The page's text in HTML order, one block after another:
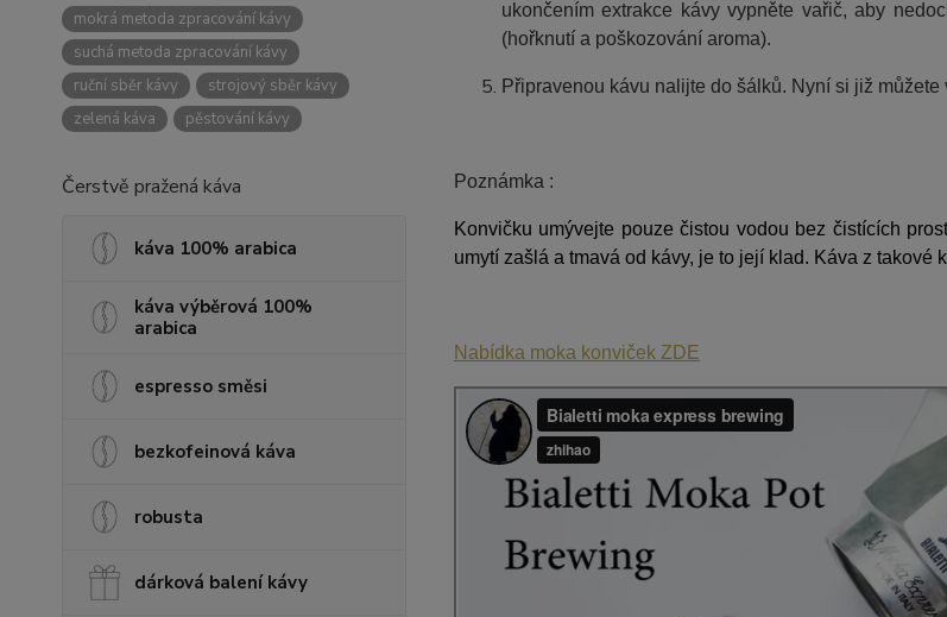
mokrá metoda zpracování kávy
suchá metoda zpracování kávy
ruční sběr kávy
strojový sběr kávy
zelená káva
pěstování kávy
Čerstvě pražená káva
káva 100% arabica
káva výběrová 100%
arabica
espresso směsi
bezkofeinová káva
robusta
dárková balení kávy
ukončením extrakce kávy vypněte vařič, aby
(hořknutí a poškozování aroma).
Připravenou kávu nalijte do šálků. Nyní si již
Poznámka :
Konvičku umývejte pouze čistou vodou bez čistících
umytí zašlá a tmavá od kávy, je to její klad. Káva z takové
Nabídka moka konviček ZDE